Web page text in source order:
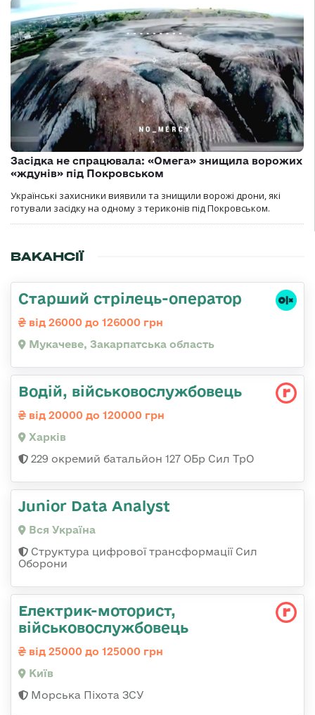
Засідка не спрацювала: «Омега» знищила ворожих
«ждунів» під Покровськом
Українські захисники виявили та знищили ворожі дрони, які
готували засідку на одному з териконів під Покровськом.
ВАКАНСІЇ
Старший стрілець-оператор
від 26000 до 126000 грн
Мукачеве, Закарпатська область
Водій, військовослужбовець
від 20000 до 120000 грн
Харків
229 окремий батальйон 127 ОБр Сил ТрО
Junior Data Analyst
Вся Україна
Структура цифрової трансформації Сил
Оборони
Електрик-моторист,
військовослужбовець
від 25000 до 125000 грн
Київ
Морська Піхота ЗСУ